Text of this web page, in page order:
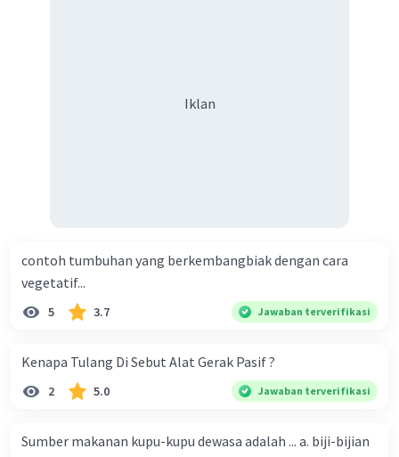
Iklan
contoh tumbuhan yang berkembangbiak dengan cara
vegetatif...
5 3.7 Jawaban terverifikasi
Kenapa Tulang Di Sebut Alat Gerak Pasif ?
2 5.0 Jawaban terverifikasi
Sumber makanan kupu-kupu dewasa adalah ... a. biji-bijian